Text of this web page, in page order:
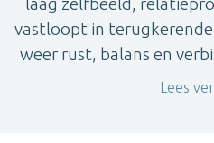
vastloopt in
weer rust, balans en
Lees